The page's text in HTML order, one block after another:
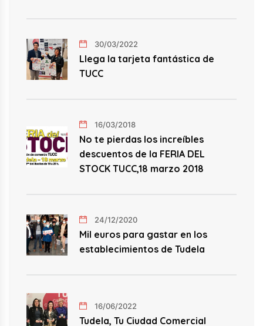
30/03/2022
Llega la tarjeta fantástica de
TUCC
16/03/2018
No te pierdas los increíbles
descuentos de la FERIA DEL
STOCK TUCC,18 marzo 2018
24/12/2020
Mil euros para gastar en los
establecimientos de Tudela
16/06/2022
Tudela, Tu Ciudad Comercial